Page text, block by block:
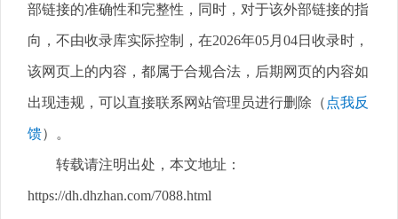
部链接的准确性和完整性，同时，对于该外部链接的指
向，不由收录库实际控制，在2026年05月04日收录时，
该网页上的内容，都属于合规合法，后期网页的内容如
出现违规，可以直接联系网站管理员进行删除（ 点我反
馈）。
转载请注明出处，本文地址：
https://dh.dhzhan.com/7088.html